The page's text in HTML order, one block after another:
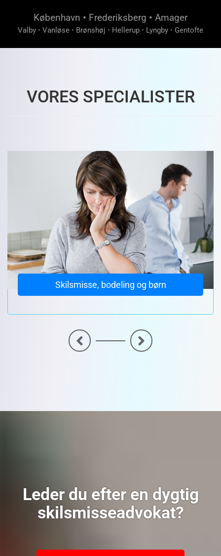
København • Frederiksberg • Amager
Valby • Vanløse • Brønshøj • Hellerup • Lyngby • Gentofte
VORES SPECIALISTER
Skilsmisse, bodeling og børn
<
Leder du efter en dygtig
skilsmisseadvokat?